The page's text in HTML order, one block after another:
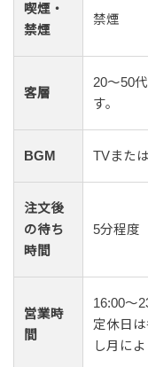
喫煙・
禁煙
禁煙
客層
20〜50
す。
BGM TVまた
注文後
の待ち
時間
5分程度
営業時
間
16:00〜
定休日
し月に